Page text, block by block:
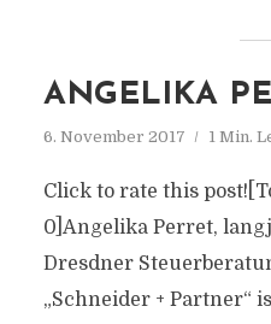
ANGELIKA
6. November 2017 1 Min.
Click to rate this
0]Angelika Perret,
Dresdner
„Schneider + Partner“